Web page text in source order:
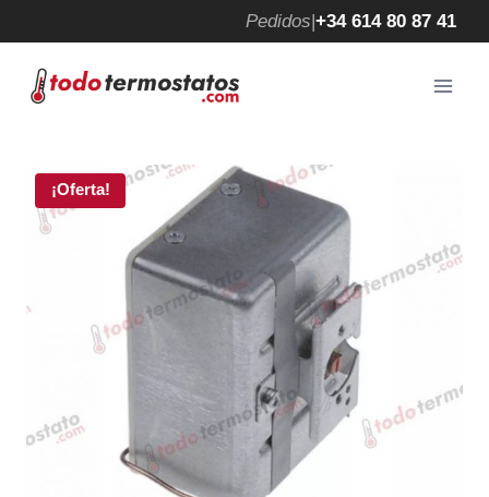
al
contenido
Pedidos|+34 614 80 87 41
¡Oferta!